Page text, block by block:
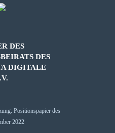
DES
DES
DIGITALE